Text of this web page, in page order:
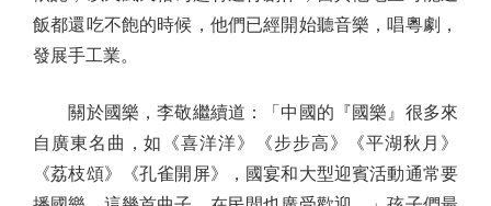
飯都還吃不飽的時候，他們已經開始聽音樂，唱粵劇，
發展手工業。
關於國樂，李敬繼續道：「中國的『國樂』很多來
自廣東名曲，如《喜洋洋》《步步高》《平湖秋月》
《荔枝頌》《孔雀開屏》，國宴和大型迎賓活動通常要